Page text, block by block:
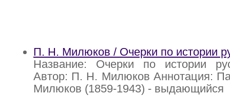
П. Н. Милюков / Очерки по истории
Название: Очерки по истории
Автор: П. Н. Милюков Аннотация:
Милюков (1859-1943) - выдающийся